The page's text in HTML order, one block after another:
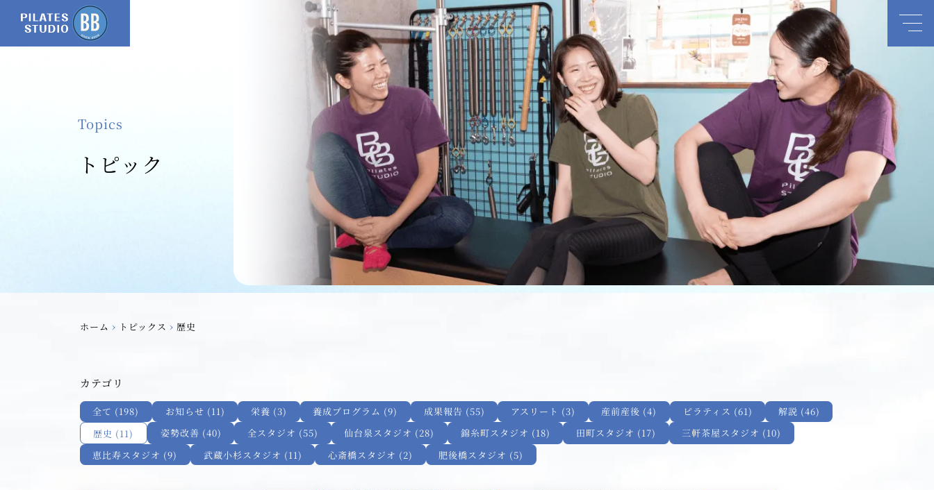
Topics
トピック
ホーム › トピックス › 歴史
カテゴリ
全て (198) お知らせ (11) 栄養 (3) 養成プログラム (9) 成果報告 (55) アスリート (3) 産前産後 (4) ピラティス (61)
解説 (46)
歴史 (11)
姿勢改善 (40) 全スタジオ (55) 仙台泉スタジオ (28) 錦糸町スタジオ (18) 田町スタジオ (17)
三軒茶屋スタジオ (10)
恵比寿スタジオ (9)
武蔵小杉スタジオ (11) 心斎橋スタジオ (2) 肥後橋スタジオ (5)